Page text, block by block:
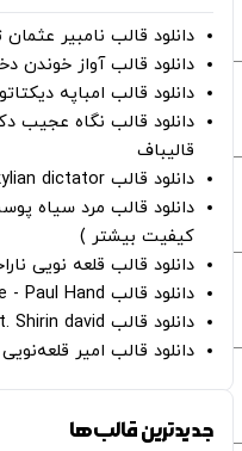
دانلود قالب نامبیر
دانلود قالب آواز خوندن
دانلود قالب امباپه
دانلود قالب نگاه عجیب
قالیباف
دانلود قالب kylian dictator
کیفیت بیشتر )
دانلود قالب قلعه نویی
دانلود قالب Oh Kevin De Bruyne - Paul Hand
دانلود قالب Gut Genug - kitschrieg ft. Shirin david
دانلود قالب امیر
جدیدترین قالب‌ها